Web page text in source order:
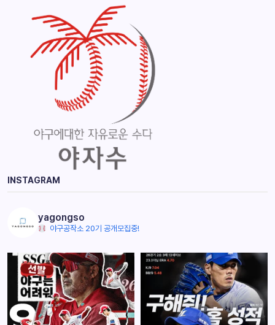
INSTAGRAM
yagongso
야구공작소 20기 공개모집중!